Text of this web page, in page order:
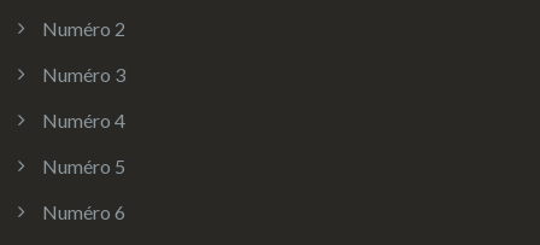
Numéro 2
Numéro 3
Numéro 4
Numéro 5
Numéro 6